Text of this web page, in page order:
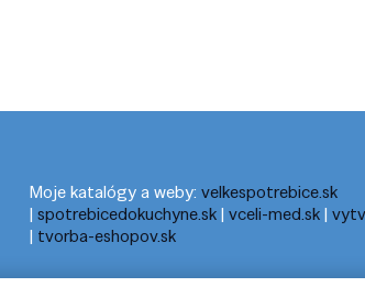
Moje katalógy a weby: velkespotrebice.sk
| spotrebicedokuchyne.sk| vceli-med.sk|
| tvorba-eshopov.sk